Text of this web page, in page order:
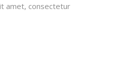
amet, consectetur